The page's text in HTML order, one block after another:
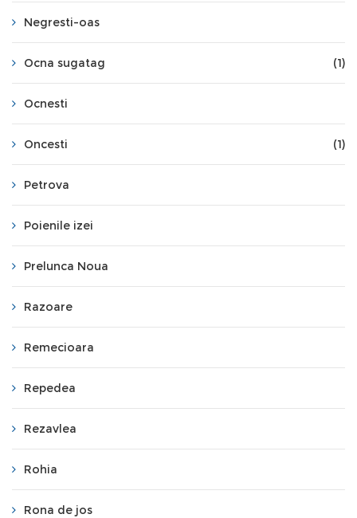
Negresti-oas
Ocna sugatag (1)
Ocnesti
Oncesti (1)
Petrova
Poienile izei
Prelunca Noua
Razoare
Remecioara
Repedea
Rezavlea
Rohia
Rona de jos